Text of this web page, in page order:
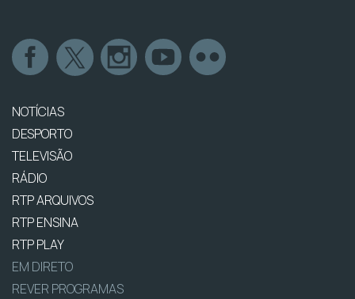
NOTÍCIAS
DESPORTO
TELEVISÃO
RÁDIO
RTP ARQUIVOS
RTP ENSINA
RTP PLAY
EM DIRETO
REVER PROGRAMAS